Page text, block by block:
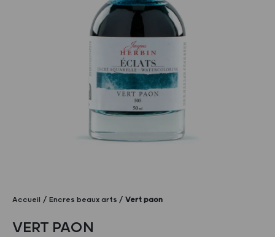
Accueil Encres beaux arts Vert paon
VERT PAON